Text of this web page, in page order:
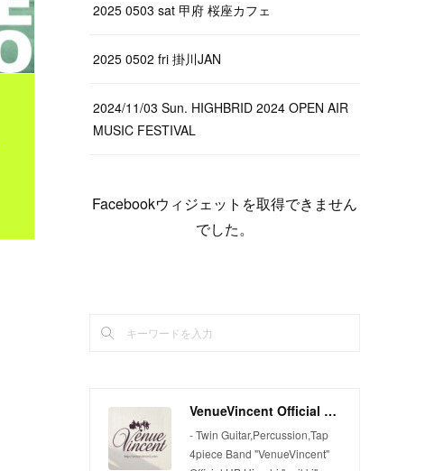
2025 0503 sat 甲府 桜座カフェ
2025 0502 fri 掛川JAN
2024/11/03 Sun. HIGHBRID 2024 OPEN AIR
MUSIC FESTIVAL
Facebookウィジェットを取得できません
でした。
VenueVincent Official Web Site
- Twin Guitar,Percussion,Tap
4piece Band "VenueVincent"